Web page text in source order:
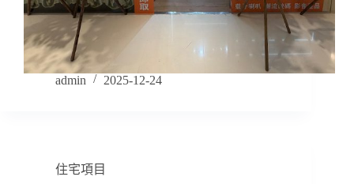
admin 2025-12-24
住宅項目